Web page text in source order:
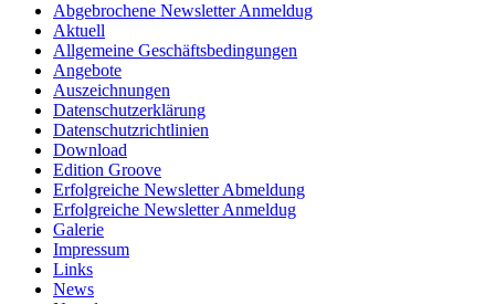
Abgebrochene Newsletter Anmeldug
Aktuell
Allgemeine Geschäftsbedingungen
Angebote
Auszeichnungen
Datenschutzerklärung
Datenschutzrichtlinien
Download
Edition Groove
Erfolgreiche Newsletter Abmeldung
Erfolgreiche Newsletter Anmeldug
Galerie
Impressum
Links
News